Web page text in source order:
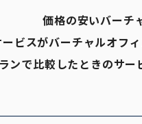
価格の安いバーチ
ビスがバーチャルオフ
ンで比較したときのサ